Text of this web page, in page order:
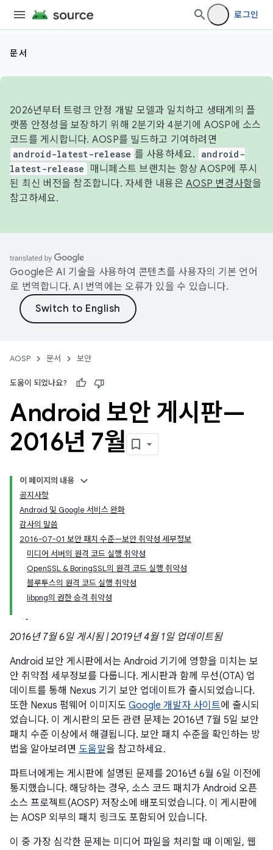
로그인
문서
2026년부터 트렁크 안정 개발 모델과 일치하고 생태계의 플
랫폼 안정성을 보장하기 위해 2분기와 4분기에 AOSP에 소스
코드를 게시합니다. AOSP를 빌드하고 기여하려면
android-latest-release 를 사용하세요.
android-
latest-release
매니페스트 브랜치는 항상 AOSP에 푸시
된 최신 버전을 참조합니다. 자세한 내용은 AOSP 변경사항을
참고하세요.
Google은 AI 기술을 사용하여 콘텐츠를 사용자의 기본 언어
로 번역합니다. AI 번역에는 오류가 있을 수 있습니다.
AOSP 문서 보안
도움이 되었나요?
Android 보안 게시판—
2016년 7월
이 페이지의 내용
공지사항
Android 및 Google 서비스 완화
감사의 말씀
2016-07-01 보안 패치 수준—보안 취약성 세부정보
미디어 서버의 원격 코드 실행 취약성
OpenSSL & BoringSSL의 원격 코드 실행 취약성
블루투스의 원격 코드 실행 취약성
libpng의 권한 승격 취약성
2016년 7월 6일 게시됨 | 2019년 4월 1일 업데이트됨
Android 보안 게시판에서는 Android 기기에 영향을 미치는 보
안 취약점 세부정보를 다룹니다. 게시판과 함께 무선(OTA) 업
데이트를 통해 Nexus 기기 보안 업데이트가 출시되었습니다.
또한 Nexus 펌웨어 이미지도 Google 개발자 사이트에 출시되
었습니다. 이 게시판의 모든 관련 문제는 2016년 7월 5일 보안
패치 수준 이상에서 해결됩니다. 보안 패치 수준을 확인하는 방
법을 알아보려면 도움말을 참고하세요.
파트너에게는 게시판에 설명된 문제를 2016년 6월 6일 이전에
통지했습니다. 해당하는 경우, 소스 코드 패치가 Android 오픈
소스 프로젝트(AOSP) 저장소에 배포되었습니다. 이 게시판에
는 AOSP 외부의 패치 링크도 포함되어 있습니다.
이 중 가장 심각한 문제는 미디어 파일을 처리할 때 이메일, 웹